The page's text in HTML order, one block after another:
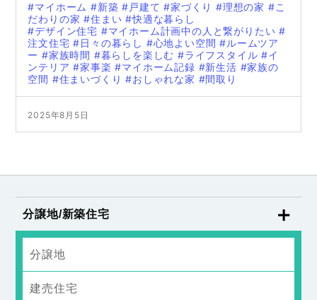
#マイホーム #新築 #戸建て #家づくり #理想の家 #こ
だわりの家 #住まい #快適な暮らし
#デザイン住宅 #マイホーム計画中の人と繋がりたい #
注文住宅 #日々の暮らし #心地よい空間 #ルームツア
ー #家族時間 #暮らしを楽しむ #ライフスタイル #イ
ンテリア #家事楽 #マイホーム記録 #新生活 #家族の
空間 #住まいづくり #おしゃれな家 #間取り
2025年8月5日
分譲地/新築住宅
分譲地
建売住宅